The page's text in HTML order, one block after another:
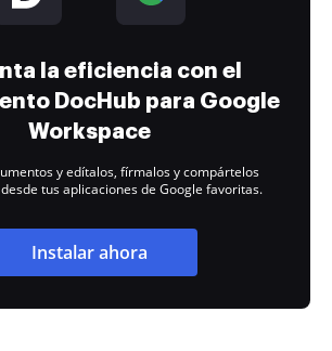
la eficiencia con el
DocHub para Google
Workspace
y edítalos, fírmalos y compártelos
tus aplicaciones de Google favoritas.
Instalar ahora